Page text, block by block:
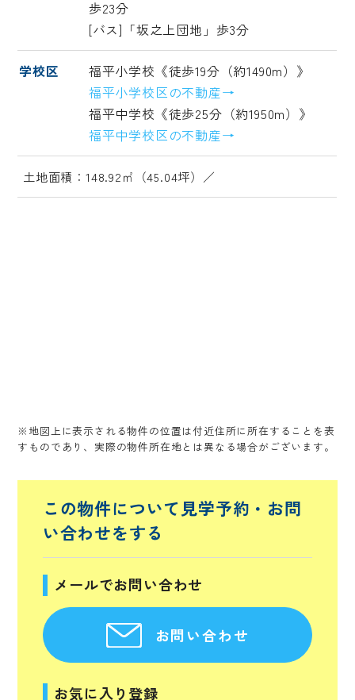
歩23分
[バス]「坂之上団地」歩3分
学校区
福平小学校《徒歩19分（約1490m）》
福平小学校区の不動産→
福平中学校《徒歩25分（約1950m）》
福平中学校区の不動産→
土地面積：148.92㎡（45.04坪）／
※地図上に表示される物件の位置は付近住所に所在することを表
すものであり、実際の物件所在地とは異なる場合がございます。
この物件について見学予約・ お問
い合わせをする
メールでお問い合わせ
お問い合わせ
お気に入り登録